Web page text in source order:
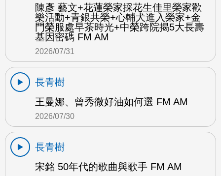
陳彥 藝文+花蓮榮家採花生佳里榮家歡
樂活動+青銀共榮+心輔犬進入榮家+金
門榮服處早茶時光+中榮跨院揭5大長壽
基因密碼 FM AM
2026/07/31
長青樹
王曼娜、曾秀微好油如何選 FM AM
2026/07/30
長青樹
宋銘 50年代的歌曲與歌手 FM AM